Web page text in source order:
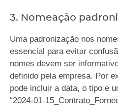
3. Nomeação
Uma padronização nos
essencial para evitar
nomes devem ser
definido pela empresa. Por
pode incluir a data, o tipo e
“2024-01-